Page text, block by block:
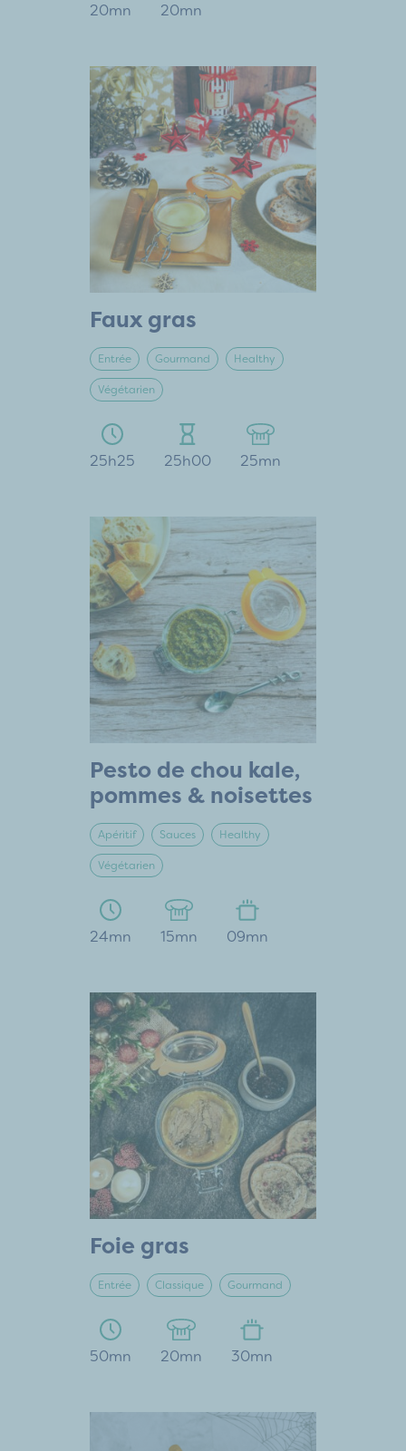
20mn 20mn
Faux gras
Entrée Gourmand Healthy
Végétarien
25h25 25h00 25mn
Pesto de chou kale,
pommes & noisettes
Apéritif Sauces Healthy
Végétarien
24mn 15mn 09mn
Foie gras
Entrée Classique Gourmand
50mn 20mn 30mn